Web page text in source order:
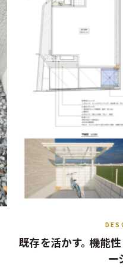
既存を活かす。 機能
ー